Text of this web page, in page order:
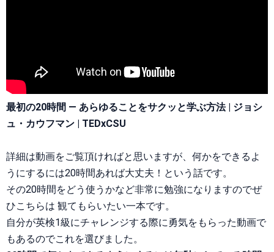
最初の20時間 — あらゆることをサクッと学ぶ方法 | ジョシ
ュ・カウフマン | TEDxCSU
詳細は動画をご覧頂ければと思いますが、何かをできるよ
うにするには20時間あれば大丈夫！という話です。
その20時間をどう使うかなど非常に勉強になりますのでぜ
ひこちらは 観てもらいたい一本です。
自分が英検1級にチャレンジする際に勇気をもらった動画で
もあるのでこれを選びました。